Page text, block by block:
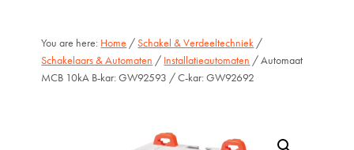
You are here: Home /Schakel & Verdeeltechniek /
Schakelaars & Automaten / Installatieautomaten / Automaat
MCB 10kA B-kar: GW92593 / C-kar: GW92692